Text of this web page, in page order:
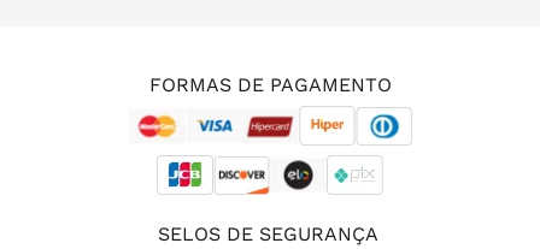
FORMAS DE PAGAMENTO
SELOS DE SEGURANÇA